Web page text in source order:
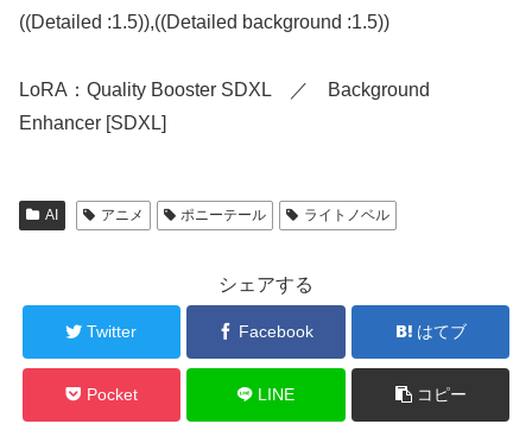
((Detailed :1.5)),((Detailed background :1.5))
LoRA：Quality Booster SDXL ／ Background
Enhancer [SDXL]
AI アニメ ポニーテール ライトノベル
シェアする
Twitter Facebook はてブ
Pocket LINE コピー